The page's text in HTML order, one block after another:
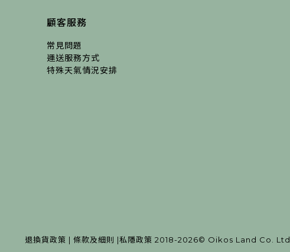
顧客服務
常見問題
運送服務方式
特殊天氣情況安排
退換貨政策 | 條款及細則 |私隱政策 2018-2026© Oikos Land Co. Ltd